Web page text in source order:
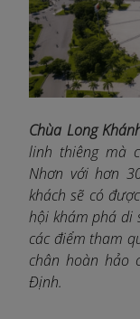
Chùa Long
linh thiêng mà
Nhơn với hơn
khách sẽ có
hội khám phá di
các điểm tham
chân hoàn hảo
Định.